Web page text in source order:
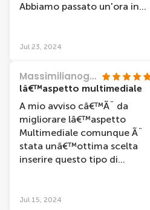
Abbiamo passato un'ora in
divertendoci come bambini.
e il ragazzo (Jacopo) che ci
ha illustrato le foto che si
potevano comprare, sono
stati davvero gentili,
simpatici.
Jul 23, 2024
MassimilianogA9670OU
lâ€™aspetto multimediale
A mio avviso câ€™Ã¨ da
migliorare lâ€™aspetto
Multimediale comunque Ã¨
stata unâ€™ottima scelta
inserire questo tipo di
Jul 15, 2024